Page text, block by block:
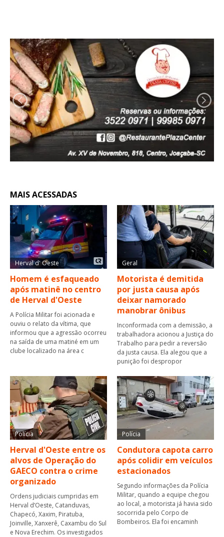
MAIS ACESSADAS
Herval d' Oeste
Homem é esfaqueado
após matinê no centro
de Herval d'Oeste
A Polícia Militar foi acionada e
ouviu o relato da vítima, que
informou que a agressão ocorreu
na saída de uma matiné em um
clube localizado na área c
Geral
Motorista é demitida
por justa causa após
deixar namorado
manobrar ônibus
Inconformada com a demissão, a
trabalhadora acionou a Justiça do
Trabalho para pedir a reversão
da justa causa. Ela alegou que a
punição foi despropor
Polícia
Herval d'Oeste entre os
alvos de Operação do
GAECO contra o crime
organizado
Ordens judiciais cumpridas em
Herval d’Oeste, Catanduvas,
Chapecó, Xaxim, Piratuba,
Joinville, Xanxerê, Caxambu do Sul
e Nova Erechim. Os investigados
Polícia
Condutora capota carro
após colidir em veículos
estacionados
Segundo informações da Polícia
Militar, quando a equipe chegou
ao local, a motorista já havia sido
socorrida pelo Corpo de
Bombeiros. Ela foi encaminh